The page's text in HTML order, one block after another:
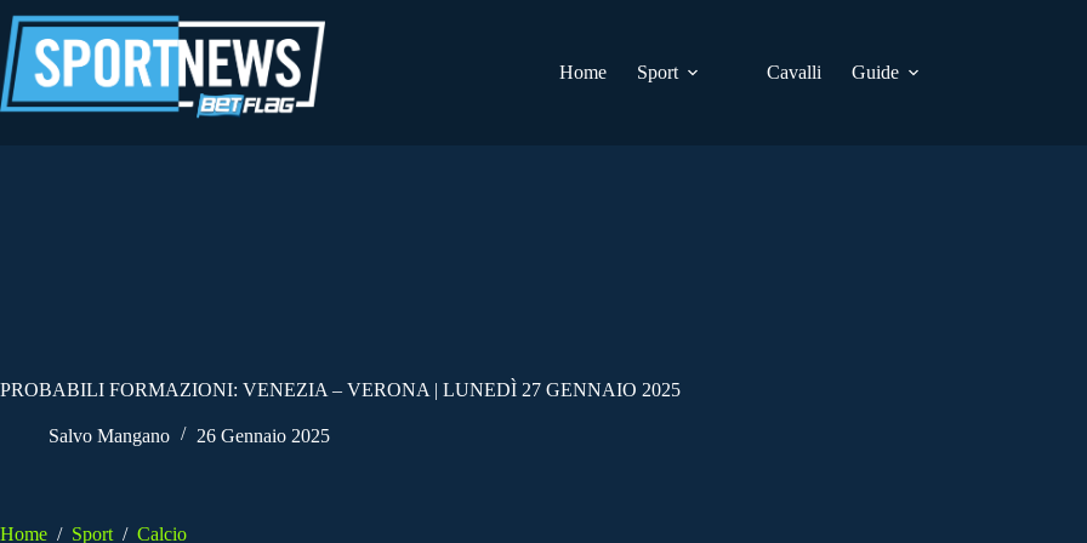
al
contenuto
Home
Sport Cavalli Guide
PROBABILI FORMAZIONI: VENEZIA – VERONA | LUNEDÌ 27 GENNAIO 2025
Salvo Mangano 26 Gennaio 2025
Home / Sport / Calcio